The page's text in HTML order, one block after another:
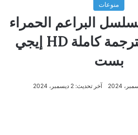
منوعات
البراعم الحمراء
الحلقة 29 مترجمة كاملة HD إيجي
بست
آخر تحديث: 2 ديسمبر، 2024